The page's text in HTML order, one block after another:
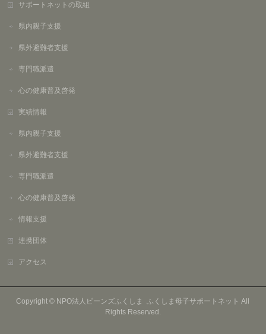
サポートネットの取組
県内親子支援
県外避難者支援
専門職派遣
心の健康普及啓発
実績情報
県内親子支援
県外避難者支援
専門職派遣
心の健康普及啓発
情報支援
連携団体
アクセス
Copyright © NPO法人ビーンズふくしま ふくしま母子サポートネット All
Rights Reserved.